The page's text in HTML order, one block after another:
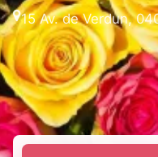
15 Av. de Verdun,